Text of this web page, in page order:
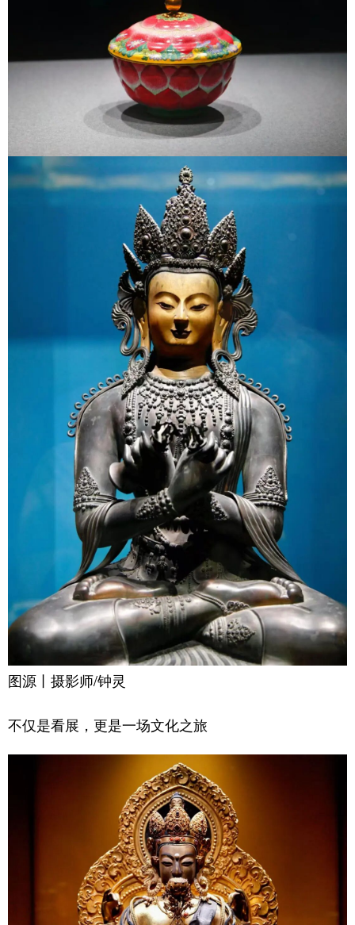
图源丨摄影师/钟灵
不仅是看展，更是一场文化之旅